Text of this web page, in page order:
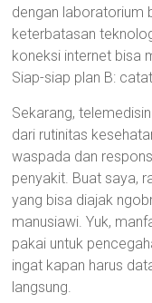
dengan laboratorium
keterbatasan
koneksi internet bisa
Siap-siap plan B:
Sekarang,
dari rutinitas
waspada dan
penyakit. Buat saya,
yang bisa diajak
manusiawi. Yuk,
pakai untuk
ingat kapan harus
langsung.